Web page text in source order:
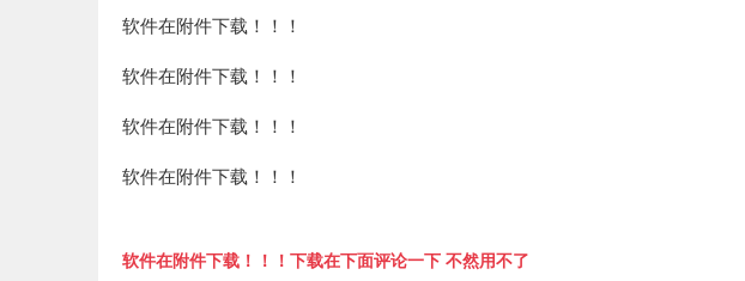
软件在附件下载！！！
软件在附件下载！！！
软件在附件下载！！！
软件在附件下载！！！
软件在附件下载！！！下载在下面评论一下 不然用不了